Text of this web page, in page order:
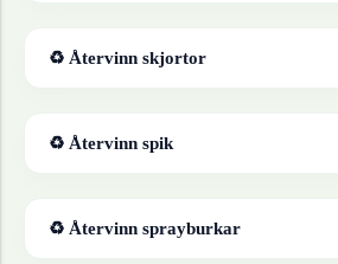
♻ Återvinn skjortor
♻ Återvinn spik
♻ Återvinn sprayburkar